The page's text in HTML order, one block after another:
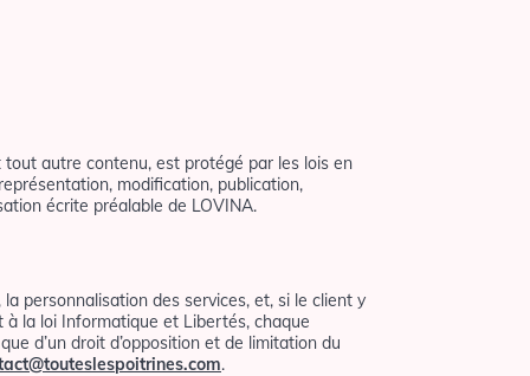
autre contenu, est protégé par les lois en
modification, publication,
écrite préalable de LOVINA.
personnalisation des services, et, si le client y
à la loi Informatique et Libertés, chaque
d’un droit d’opposition et de limitation du
.